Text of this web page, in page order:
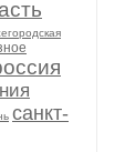
санкт-